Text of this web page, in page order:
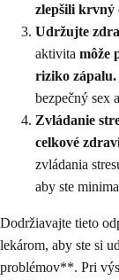
zlepšili krvný
Udržujte
aktivita môže
riziko zápalu.
bezpečný sex
Zvládanie
celkové
zvládania
aby ste
Dodržiavajte tieto
lekárom, aby ste si
problémov**. Pri